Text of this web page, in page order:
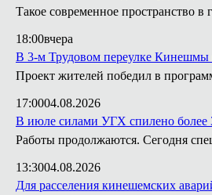
Такое современное пространство в
18:00вчера
В 3-м Трудовом переулке Кинешмы
Проект жителей победил в
17:0004.08.2026
В июле силами УГХ спилено более
Работы продолжаются. Сегодня
13:3004.08.2026
Для расселения кинешемских